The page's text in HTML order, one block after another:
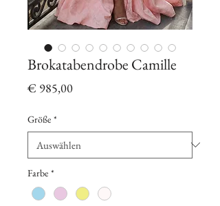
Brokatabendrobe Camille
€ 985,00Preis
Größe *
Farbe *